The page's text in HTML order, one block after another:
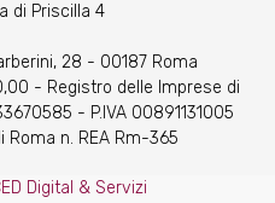
di Priscilla 4
28 - 00187 Roma
- Registro delle Imprese di
- P.IVA 00891131005
Roma n. REA Rm-365
Digital & Servizi